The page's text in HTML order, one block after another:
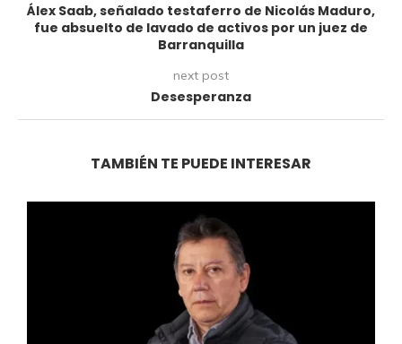
Álex Saab, señalado testaferro de Nicolás Maduro,
fue absuelto de lavado de activos por un juez de
Barranquilla
next post
Desesperanza
TAMBIÉN TE PUEDE INTERESAR